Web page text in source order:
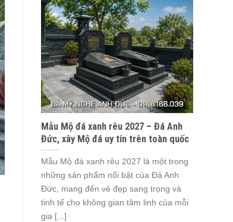
Mẫu Mộ đá xanh rêu 2027 – Đá Anh
Đức, xây Mộ đá uy tín trên toàn quốc
Mẫu Mộ đá xanh rêu 2027 là một trong
những sản phẩm nổi bật của Đá Anh
Đức, mang đến vẻ đẹp sang trọng và
tinh tế cho không gian tâm linh của mỗi
gia [...]